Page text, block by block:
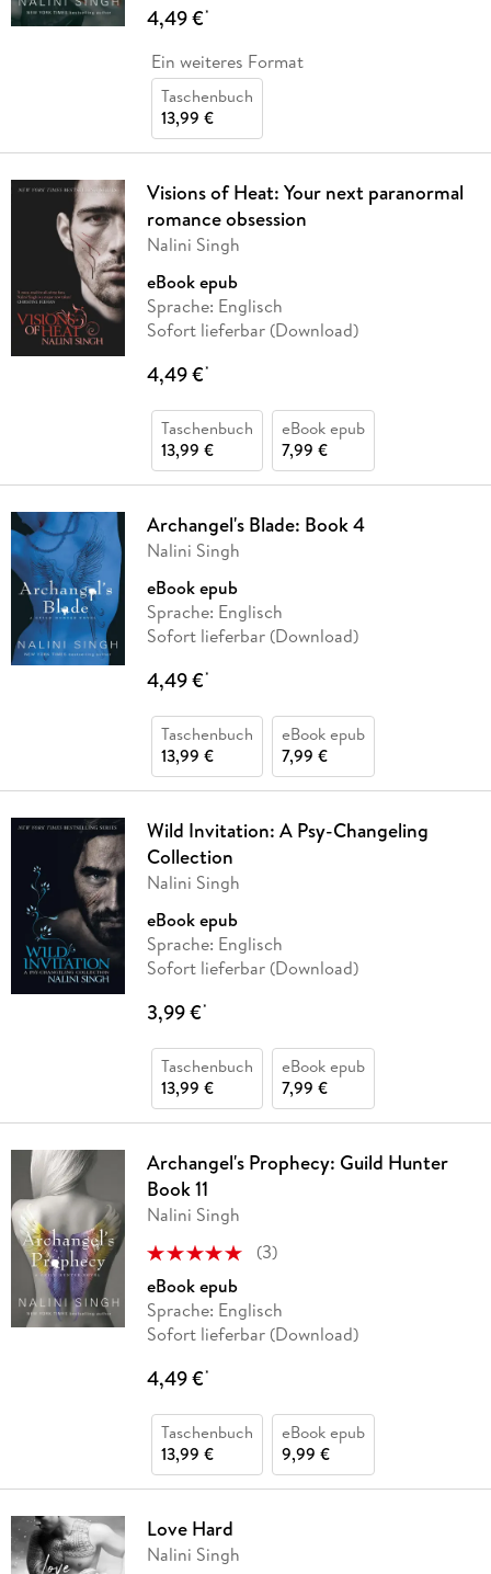
4,49 €*
Ein weiteres Format
Taschenbuch
13,99 €
Visions of Heat: Your next paranormal
romance obsession
Nalini Singh
eBook epub
Sprache: Englisch
Sofort lieferbar (Download)
4,49 €*
Taschenbuch
13,99 €
eBook epub
7,99 €
Archangel's Blade: Book 4
Nalini Singh
eBook epub
Sprache: Englisch
Sofort lieferbar (Download)
4,49 €*
Taschenbuch
13,99 €
eBook epub
7,99 €
Wild Invitation: A Psy-Changeling
Collection
Nalini Singh
eBook epub
Sprache: Englisch
Sofort lieferbar (Download)
3,99 €*
Taschenbuch
13,99 €
eBook epub
7,99 €
Archangel's Prophecy: Guild Hunter
Book 11
Nalini Singh
(3)
eBook epub
Sprache: Englisch
Sofort lieferbar (Download)
4,49 €*
Taschenbuch
13,99 €
eBook epub
9,99 €
Love Hard
Nalini Singh